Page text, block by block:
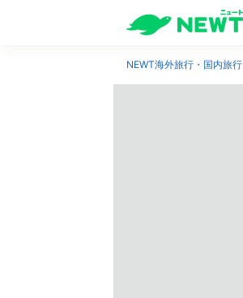
NEWT海外旅行・国内旅行